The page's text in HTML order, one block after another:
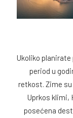
Ukoliko
period u
retkost. Zime
Uprkos klimi,
posećena